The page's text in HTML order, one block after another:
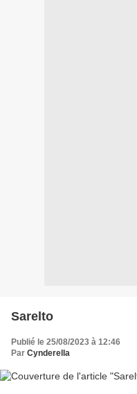
Sarelto
Publié le 25/08/2023 à 12:46
Par Cynderella